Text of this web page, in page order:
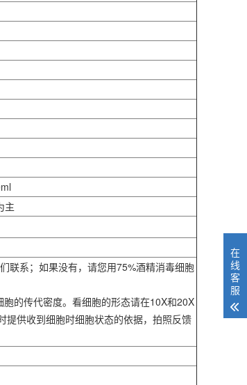
主
联系；如果没有，请您用75%酒精消毒细胞
的传代密度。看细胞的形态请在10X和20X
供收到细胞时细胞状态的依据，拍照反馈
在
线
客
服